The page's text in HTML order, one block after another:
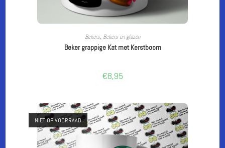
LEES VERDER
Bekers, Bekers en glazen
Beker grappige Kat met Kerstboom
€8,95
NIET OP VOORRAAD